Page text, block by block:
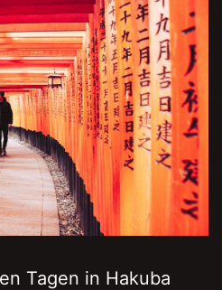
Tagen in Hakuba